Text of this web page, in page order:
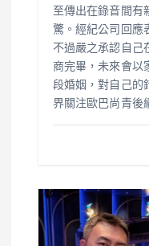
至傳出在錄音間有
驚。經紀公司回應
不過嚴之承認自己
商完畢，未來會以
段婚姻，對自己的
界關注歐巴尚青後